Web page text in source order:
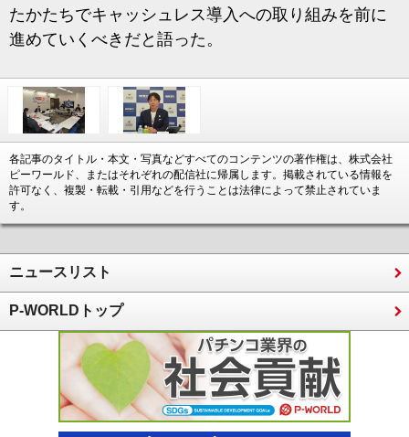
たかたちでキャッシュレス導入への取り組みを前に
進めていくべきだと語った。
各記事のタイトル・本文・写真などすべてのコンテンツの著作権は、株式会社
ピーワールド、またはそれぞれの配信社に帰属します。掲載されている情報を
許可なく、複製・転載・引用などを行うことは法律によって禁止されていま
す。
ニュースリスト
P-WORLDトップ